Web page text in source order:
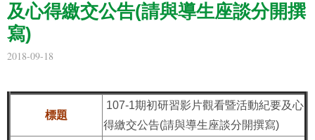
及心得繳交公告(請與導生座談分開撰
寫)
2018-09-18
標題
107-1期初研習影片觀看暨活動紀要及心
得繳交公告(請與導生座談分開撰寫)